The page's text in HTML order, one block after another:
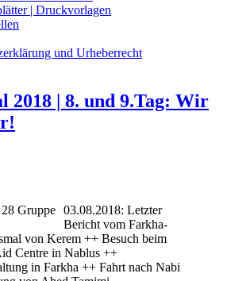
| Druckvorlagen
und Urheberrecht
2018 | 8. und 9.Tag: Wir
03.08.2018: Letzter
Bericht vom Farkha-
von Kerem ++ Besuch beim
Centre in Nablus ++
in Farkha ++ Fahrt nach Nabi